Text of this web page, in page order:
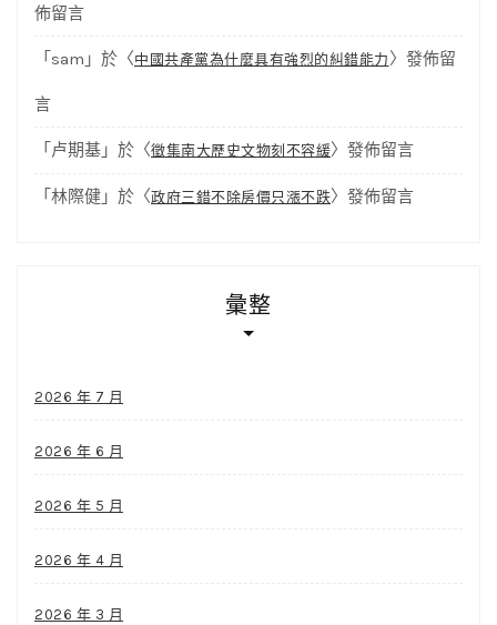
佈留言
「 sam 」於〈中國共產黨為什麼具有強烈的糾錯能力 〉發佈留
言
「 卢期基 」於〈徵集南大歷史文物刻不容緩〉發佈留言
「 林際健 」於〈政府三錯不除房價只漲不跌〉發佈留言
彙整
2026 年 7 月
2026 年 6 月
2026 年 5 月
2026 年 4 月
2026 年 3 月